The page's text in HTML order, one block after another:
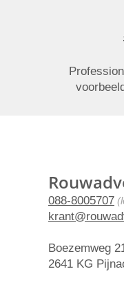
088-8005707
Boezemweg
2641 KG